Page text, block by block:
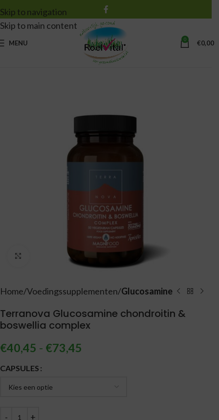
Skip to navigation
Skip to main content
MENU 0 €0,00
Vergroten
Home Voedingssupplementen Glucosamine
Terranova Glucosamine chondroitin &
boswellia complex
€40,45 - €73,45
CAPSULES
Alternative: